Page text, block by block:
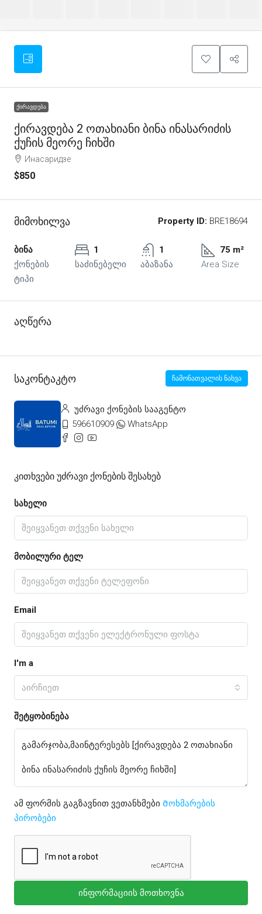
ᲥᲘᲠᲐᲕᲓᲔᲑᲐ
Ქირავდება 2 Ოთახიანი Ბინა Ინასარიძის
Ქუჩის Მეორე Ჩიხში
Инасаридзе
$850
Მიმოხილვა Property ID: BRE18694
ბინა
ქონების
ტიპი
1
საძინებელი
1
აბაზანა
75 m²
Area Size
Აღწერა
Საკონტაკტო ჩამონათვალის ნახვა
უძრავი ქონების სააგენტო
596610909
WhatsApp
Კითხვები Უძრავი Ქონების Შესახებ
სახელი
მობილური ტელ
Email
I'm a
აირჩიეთ
შეტყობინება
ამ ფორმის გაგზავნით ვეთანხმები Მოხმარების
პირობები
ინფორმაციის მოთხოვნა